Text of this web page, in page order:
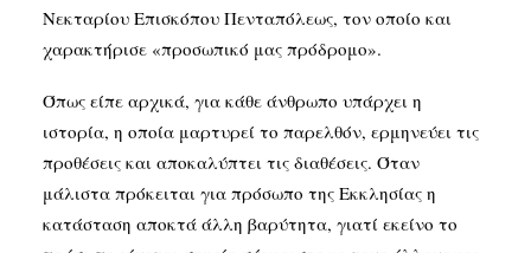
Νεκταρίου Επισκόπου Πενταπόλεως, τον οποίο και
χαρακτήρισε «προσωπικό μας πρόδρομο».
Όπως είπε αρχικά, για κάθε άνθρωπο υπάρχει η
ιστορία, η οποία μαρτυρεί το παρελθόν, ερμηνεύει τις
προθέσεις και αποκαλύπτει τις διαθέσεις. Όταν
μάλιστα πρόκειται για πρόσωπο της Εκκλησίας η
κατάσταση αποκτά άλλη βαρύτητα, γιατί εκείνο το